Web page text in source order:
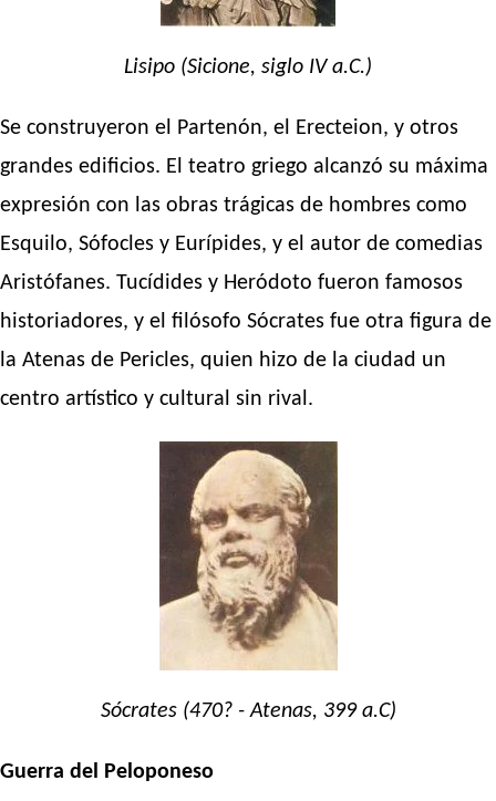
Lisipo (Sicione, siglo IV a.C.)
Se construyeron el Partenón, el Erecteion, y otros
grandes edificios. El teatro griego alcanzó su máxima
expresión con las obras trágicas de hombres como
Esquilo, Sófocles y Eurípides, y el autor de comedias
Aristófanes. Tucídides y Heródoto fueron famosos
historiadores, y el filósofo Sócrates fue otra figura de
la Atenas de Pericles, quien hizo de la ciudad un
centro artístico y cultural sin rival.
Sócrates (470? - Atenas, 399 a.C)
Guerra del Peloponeso